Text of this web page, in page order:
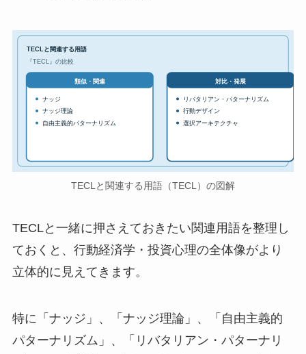
TECLと関連する用語
『TECL』の比較
類似・関連
ナッジ
ナッジ理論
自由主義的パターナリズム
対比・発展
リバタリアン・パターナリズム
行動デザイン
選択アーキテクチャ
TECLと関連する用語（TECL）の図解
TECLと一緒に押さえておきたい関連用語を整理し
ておくと、行動経済学・投資心理の全体像がより
立体的に見えてきます。
特に「ナッジ」、「ナッジ理論」、「自由主義的
パターナリズム」、「リバタリアン・パターナリ